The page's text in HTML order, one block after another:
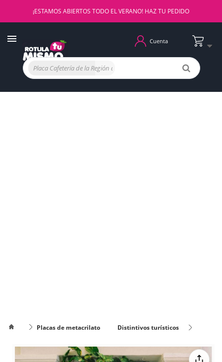
¡ESTAMOS ABIERTOS TODO EL VERANO! HAZ TU PEDIDO
Cuenta
Placas de metacrilato
Distintivos turísticos